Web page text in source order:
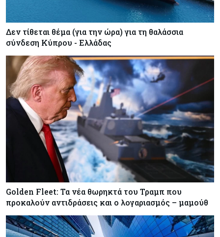
Δεν τίθεται θέμα (για την ώρα) για τη θαλάσσια
σύνδεση Κύπρου - Ελλάδας
Golden Fleet: Τα νέα θωρηκτά του Τραμπ που
προκαλούν αντιδράσεις και ο λογαριασμός – μαμούθ